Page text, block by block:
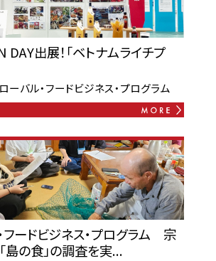
DAY出展！「ベトナムライチプ
ーバル・フードビジネス・プログラム
フードビジネス・プログラム 宗
島の食」の調査を実...